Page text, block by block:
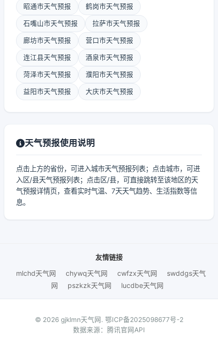
昭通市天气预报 鹤岗市天气预报
石嘴山市天气预报 拉萨市天气预报
廊坊市天气预报 营口市天气预报
连江县天气预报 酒泉市天气预报
菏泽市天气预报 濮阳市天气预报
益阳市天气预报 大庆市天气预报
天气预报使用说明
点击上方的省份，可进入城市天气预报列表；点击城市，可进
入区/县天气预报列表；点击区/县，可直接跳转至该地区的天
气预报详情页，查看实时气温、7天天气趋势、生活指数等信
息。
友情链接
mlchd天气网
chywq天气网 cwfzx天气网
swddgs天气
网
pszkzk天气网 lucdbe天气网
© 2026 gjklmn天气网. 鄂ICP备2025098677号-2
数据来源：腾讯官网API